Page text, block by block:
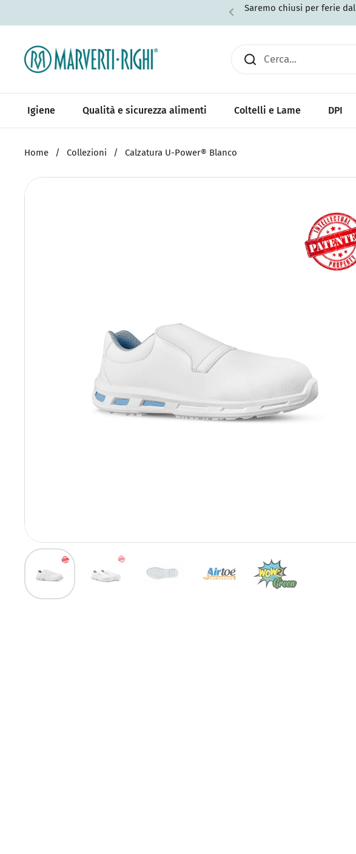
Saremo chiusi per ferie
Igiene Qualità e sicurezza alimenti Coltelli e Lame DPI
Home / Collezioni / Calzatura U-Power® Blanco